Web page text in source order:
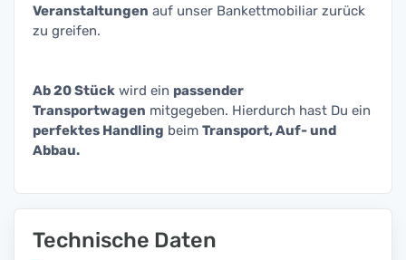
Veranstaltungen auf unser Bankettmobiliar zurück
zu greifen.
Ab 20 Stück wird ein passender
Transportwagen mitgegeben. Hierdurch hast Du ein
perfektes Handling beim Transport, Auf- und
Abbau.
Technische Daten